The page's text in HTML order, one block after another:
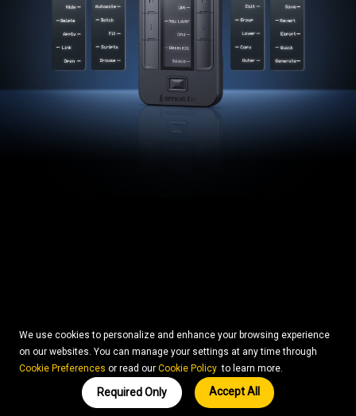
We use cookies to personalize and enhance your browsing experience
on our websites. You can manage your settings at any time through
Cookie Preferences or read our Cookie Policy to learn more.
Required Only Accept All